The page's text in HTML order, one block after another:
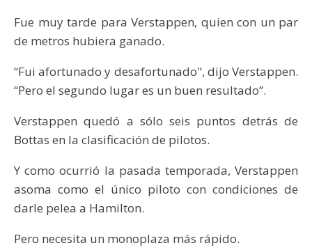
Fue muy tarde para Verstappen, quien con un par
de metros hubiera ganado.
“Fui afortunado y desafortunado", dijo Verstappen.
“Pero el segundo lugar es un buen resultado”.
Verstappen quedó a sólo seis puntos detrás de
Bottas en la clasificación de pilotos.
Y como ocurrió la pasada temporada, Verstappen
asoma como el único piloto con condiciones de
darle pelea a Hamilton.
Pero necesita un monoplaza más rápido.